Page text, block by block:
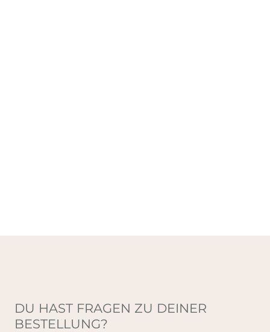
DU HAST FRAGEN ZU DEINER
BESTELLUNG?